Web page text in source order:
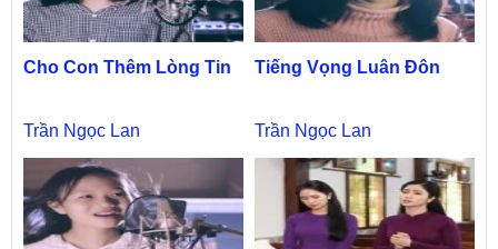
Cho Con Thêm Lòng Tin
Trần Ngọc Lan
Tiếng Vọng Luân Đôn
Trần Ngọc Lan